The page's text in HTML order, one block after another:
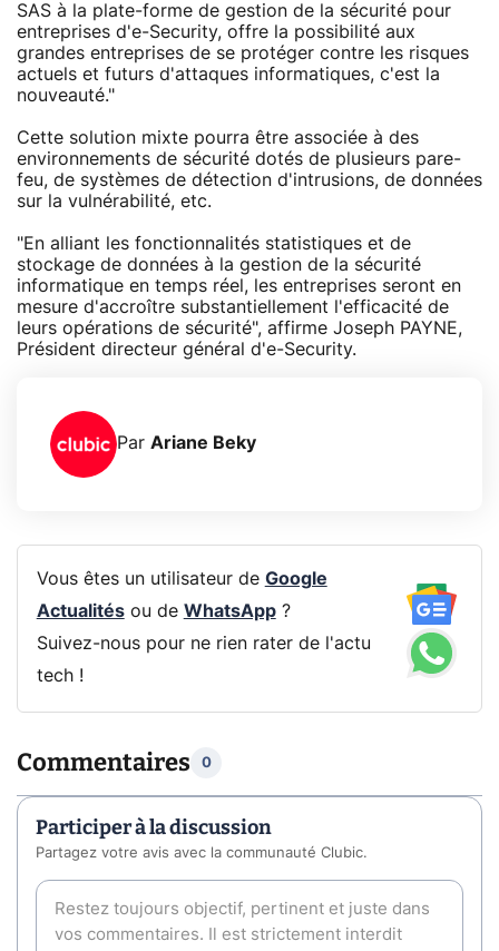
SAS à la plate-forme de gestion de la sécurité pour
entreprises d'e-Security, offre la possibilité aux
grandes entreprises de se protéger contre les risques
actuels et futurs d'attaques informatiques, c'est la
nouveauté."
Cette solution mixte pourra être associée à des
environnements de sécurité dotés de plusieurs pare-
feu, de systèmes de détection d'intrusions, de données
sur la vulnérabilité, etc.
"En alliant les fonctionnalités statistiques et de
stockage de données à la gestion de la sécurité
informatique en temps réel, les entreprises seront en
mesure d'accroître substantiellement l'efficacité de
leurs opérations de sécurité", affirme Joseph PAYNE,
Président directeur général d'e-Security.
Par Ariane Beky
Vous êtes un utilisateur de Google
Actualitésou de WhatsApp?
Suivez-nous pour ne rien rater de l'actu
tech !
Commentaires 0
Participer à la discussion
Partagez votre avis avec la communauté Clubic.